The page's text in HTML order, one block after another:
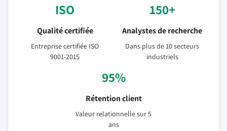
ISO
Qualité certifiée
Entreprise certifiée ISO
9001-2015
150+
Analystes de recherche
Dans plus de 10 secteurs
industriels
95%
Rétention client
Valeur relationnelle sur 5
ans